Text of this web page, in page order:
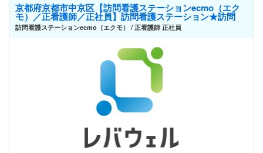
京都府京都市中京区【訪問看護ステーションecmo（エク
モ）／正看護師／正社員】訪問看護ステーション★訪問
訪問看護ステーションecmo（エクモ） / 正看護師 正社員